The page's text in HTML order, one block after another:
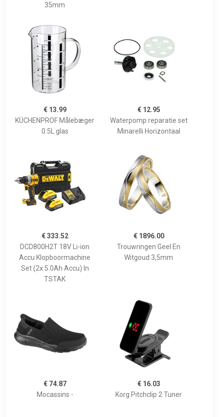
35mm
€ 13.99
KÜCHENPROF Målebæger
0.5L glas
€ 12.95
Waterpomp reparatie set
Minarelli Horizontaal
€ 333.52
DCD800H2T 18V Li-ion
Accu Klopboormachine
Set (2x 5.0Ah Accu) In
TSTAK
€ 1896.00
Trouwringen Geel En
Witgoud 3,5mm
€ 74.87
Mocassins -
€ 16.03
Korg Pitchclip 2 Tuner